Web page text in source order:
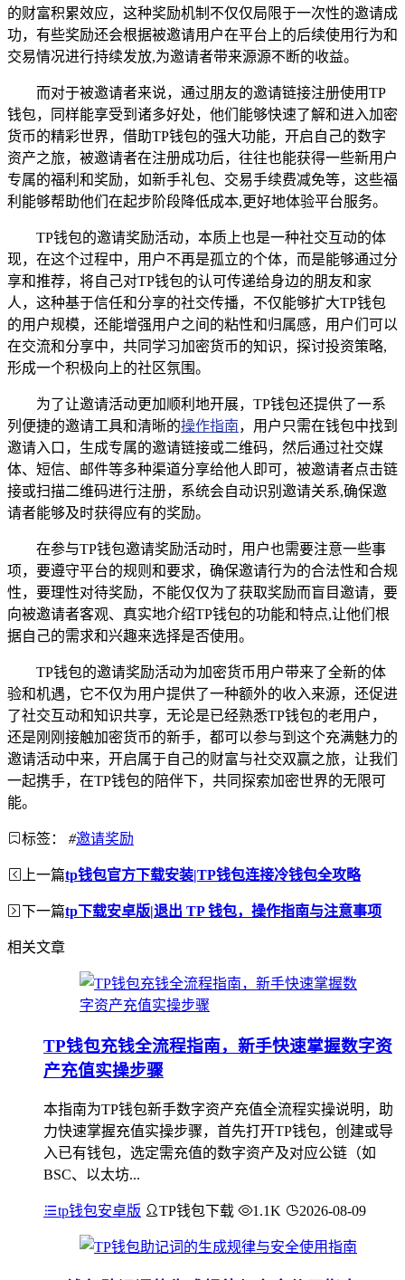
的财富积累效应，这种奖励机制不仅仅局限于一次性的邀请成
功，有些奖励还会根据被邀请用户在平台上的后续使用行为和
交易情况进行持续发放,为邀请者带来源源不断的收益。
而对于被邀请者来说，通过朋友的邀请链接注册使用TP
钱包，同样能享受到诸多好处，他们能够快速了解和进入加密
货币的精彩世界，借助TP钱包的强大功能，开启自己的数字
资产之旅，被邀请者在注册成功后，往往也能获得一些新用户
专属的福利和奖励，如新手礼包、交易手续费减免等，这些福
利能够帮助他们在起步阶段降低成本,更好地体验平台服务。
TP钱包的邀请奖励活动，本质上也是一种社交互动的体
现，在这个过程中，用户不再是孤立的个体，而是能够通过分
享和推荐，将自己对TP钱包的认可传递给身边的朋友和家
人，这种基于信任和分享的社交传播，不仅能够扩大TP钱包
的用户规模，还能增强用户之间的粘性和归属感，用户们可以
在交流和分享中，共同学习加密货币的知识，探讨投资策略,
形成一个积极向上的社区氛围。
为了让邀请活动更加顺利地开展，TP钱包还提供了一系
列便捷的邀请工具和清晰的操作指南，用户只需在钱包中找到
邀请入口，生成专属的邀请链接或二维码，然后通过社交媒
体、短信、邮件等多种渠道分享给他人即可，被邀请者点击链
接或扫描二维码进行注册，系统会自动识别邀请关系,确保邀
请者能够及时获得应有的奖励。
在参与TP钱包邀请奖励活动时，用户也需要注意一些事
项，要遵守平台的规则和要求，确保邀请行为的合法性和合规
性，要理性对待奖励，不能仅仅为了获取奖励而盲目邀请，要
向被邀请者客观、真实地介绍TP钱包的功能和特点,让他们根
据自己的需求和兴趣来选择是否使用。
TP钱包的邀请奖励活动为加密货币用户带来了全新的体
验和机遇，它不仅为用户提供了一种额外的收入来源，还促进
了社交互动和知识共享，无论是已经熟悉TP钱包的老用户，
还是刚刚接触加密货币的新手，都可以参与到这个充满魅力的
邀请活动中来，开启属于自己的财富与社交双赢之旅，让我们
一起携手，在TP钱包的陪伴下，共同探索加密世界的无限可
能。
标签： #邀请奖励
上一篇tp钱包官方下载安装|TP钱包连接冷钱包全攻略
下一篇tp下载安卓版|退出 TP 钱包，操作指南与注意事项
相关文章
TP钱包充钱全流程指南，新手快速掌握数字资
产充值实操步骤
本指南为TP钱包新手数字资产充值全流程实操说明，助
力快速掌握充值实操步骤，首先打开TP钱包，创建或导
入已有钱包，选定需充值的数字资产及对应公链（如
BSC、以太坊...
tp钱包安卓版 TP钱包下载 1.1K 2026-08-09